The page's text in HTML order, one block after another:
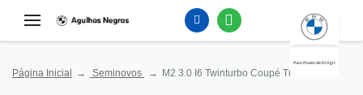
Puro Prazer de Dirigir
Página Inicial Seminovos M2 3.0 I6 Twinturbo Coupé Track M